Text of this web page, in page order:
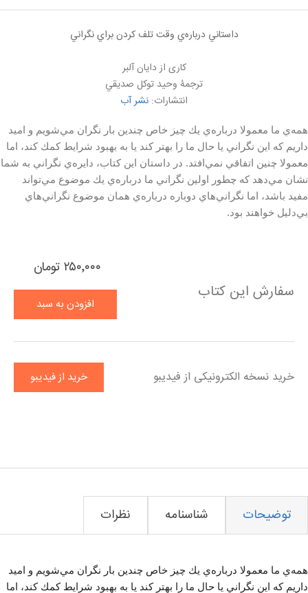
داستاني درباره‌ي وقت تلف كردن براي نگراني
کاری از دايان آلبر
ترجمۀ وحيد توكل صديقي
انتشارات: نشر آب
همه‌ي ما معمولا درباره‌ي يك چيز خاص چندين بار نگران مي‌شويم و اميد
داريم كه اين نگراني يا حال ما را بهتر كند يا به بهبود شرايط كمك كند، اما
معمولا چنين اتفاقي نمي‌افتد. در داستان اين كتاب، دايره‌ي نگراني به شما
نشان مي‌دهد كه چطور اولين نگراني ما درباره‌ي يك موضوع مي‌تواند
مفيد باشد، اما نگراني‌هاي دوباره درباره‌ي همان موضوع نگراني‌هاي
بي‌دليل خواهند بود.
سفارش این کتاب
۲۵۰٬۰۰۰ تومان
افزودن به سبد
خرید نسخه الکترونیکی از فیدیبو خرید از فیدیبو
توضیحات شناسنامه نظرات
همه‌ي ما معمولا درباره‌ي يك چيز خاص چندين بار نگران مي‌شويم و اميد
داريم كه اين نگراني يا حال ما را بهتر كند يا به بهبود شرايط كمك كند، اما